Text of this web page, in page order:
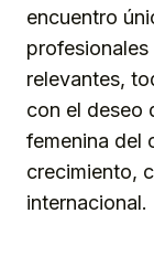
encuentro
relevantes,
con el deseo
femenina del
crecimiento,
internacional.